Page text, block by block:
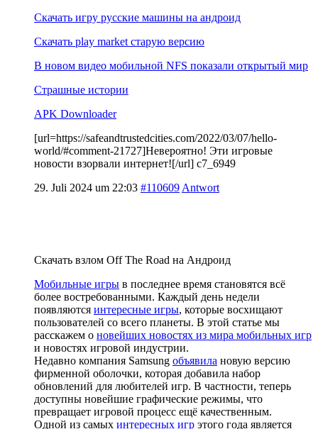
Скачать игру русские машины на андроид
Скачать play market старую версию
В новом видео мобильной NFS показали открытый мир
Страшные истории
APK Downloader
[url=https://safeandtrustedcities.com/2022/03/07/hello-
world/#comment-21727]Невероятно! Эти игровые
новости взорвали интернет![/url] c7_6949
29. Juli 2024 um 22:03 #110609 Antwort
Скачать взлом Off The Road на Андроид
Мобильные игры в последнее время становятся всё
более востребованными. Каждый день недели
появляются интересные игры, которые восхищают
пользователей со всего планеты. В этой статье мы
расскажем о новейших новостях из мира мобильных игр
и новостях игровой индустрии.
Недавно компания Samsung объявила новую версию
фирменной оболочки, которая добавила набор
обновлений для любителей игр. В частности, теперь
доступны новейшие графические режимы, что
превращает игровой процесс ещё качественным.
Одной из самых интересных игр этого года является